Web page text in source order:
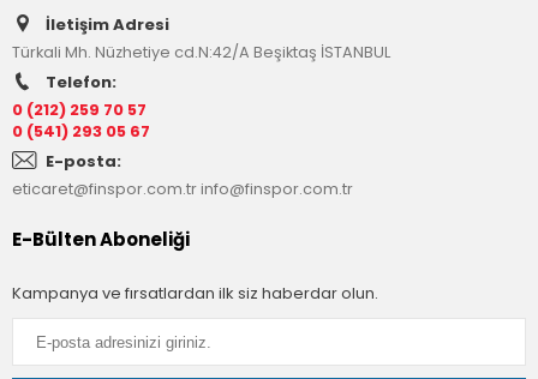
İletişim Adresi
Türkali Mh. Nüzhetiye cd.N:42/A Beşiktaş İSTANBUL
Telefon:
0 (212) 259 70 57
0 (541) 293 05 67
E-posta:
eticaret@finspor.com.trinfo@finspor.com.tr
E-Bülten Aboneliği
Kampanya ve fırsatlardan ilk siz haberdar olun.